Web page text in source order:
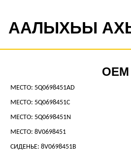
ААЛЫХЬЫ
OEM
МЕСТО: 5Q0698451AD
МЕСТО: 5Q0698451C
МЕСТО: 5Q0698451N
МЕСТО: 8V0698451
СИДЕНЬЕ: 8V0698451B